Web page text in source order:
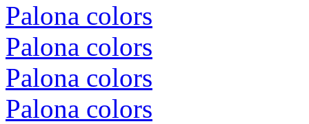
Palona colors
Palona colors
Palona colors
Palona colors